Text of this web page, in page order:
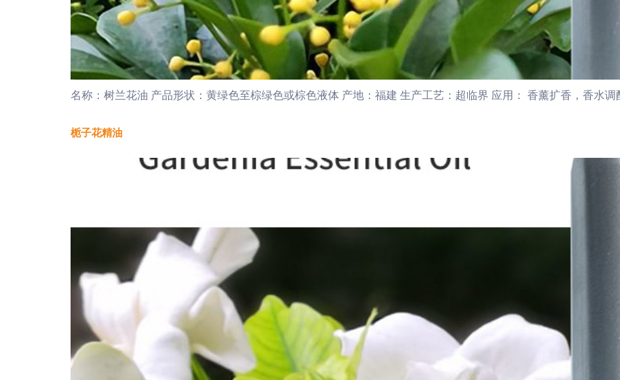
名称：树兰花油 产品形状：黄绿色至棕绿色或棕色液体 产地：福建 生产工艺：超临界 应用： 香薰扩香，香水
栀子花精油